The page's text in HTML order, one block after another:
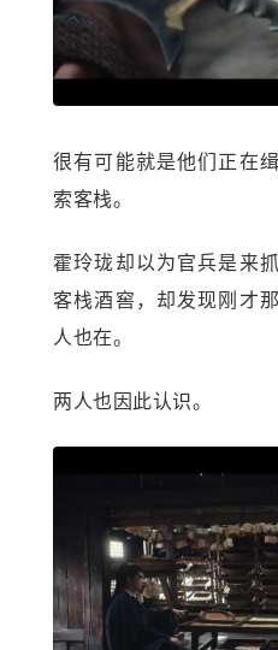
很有可能就是他们正在
索客栈。
霍玲珑却以为官兵是来
客栈酒窖，却发现刚才
人也在。
两人也因此认识。